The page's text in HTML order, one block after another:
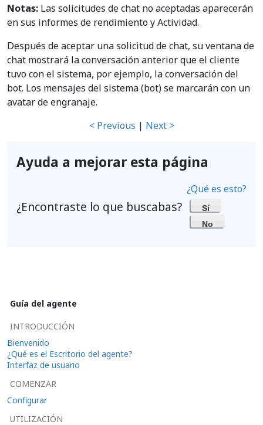
Notas: Las solicitudes de chat no aceptadas aparecerán
en sus informes de rendimiento y Actividad.
Después de aceptar una solicitud de chat, su ventana de
chat mostrará la conversación anterior que el cliente
tuvo con el sistema, por ejemplo, la conversación del
bot. Los mensajes del sistema (bot) se marcarán con un
avatar de engranaje.
< Previous | Next >
Ayuda a mejorar esta página
¿Qué es esto?
¿Encontraste lo que buscabas?
Sí
No
Guía del agente
INTRODUCCIÓN
Bienvenido
¿Qué es el Escritorio del agente?
Interfaz de usuario
COMENZAR
Configurar
UTILIZACIÓN